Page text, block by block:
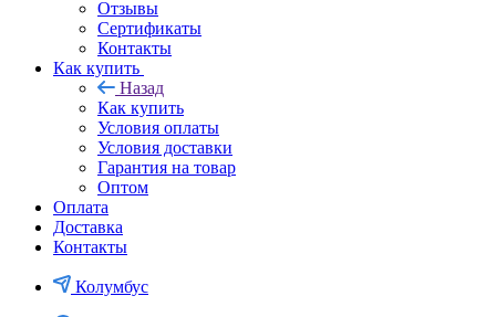
Отзывы
Сертификаты
Контакты
Как купить
Назад
Как купить
Условия оплаты
Условия доставки
Гарантия на товар
Оптом
Оплата
Доставка
Контакты
Колумбус